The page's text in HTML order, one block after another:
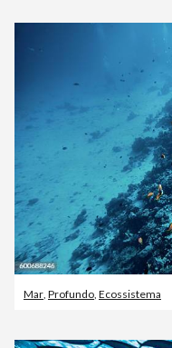
Mar, Profundo, Ecossistema